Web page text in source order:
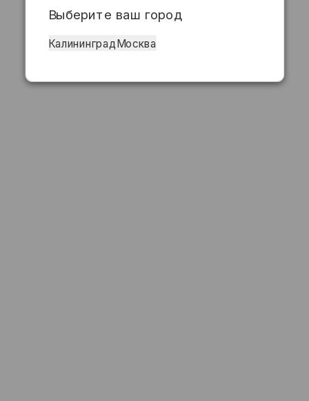
Выберите ваш город
Калининград Москва